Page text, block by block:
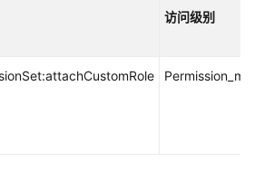
访问级别